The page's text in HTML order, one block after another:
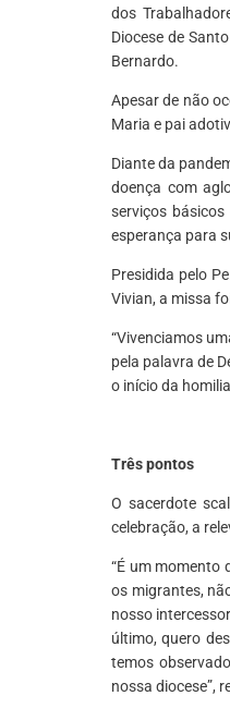
dos
Diocese de
Bernardo.
Apesar de não
Maria e pai
Diante da
doença com
serviços
esperança para
Presidida pelo
Vivian, a missa
“Vivenciamos
pela palavra de
o início da
Três pontos
O sacerdote
celebração, a
“É um momento
os migrantes,
nosso
último, quero
temos
nossa diocese”,